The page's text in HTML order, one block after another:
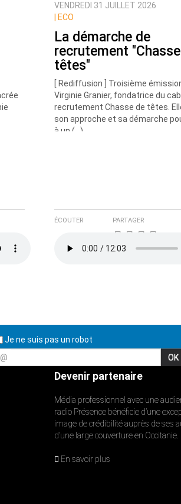
commentaires de cette discussion par email
VENDREDI 31 JUILLET 2026
ECO
La démarche de
recrutement
têtes"
[ Rediffusion ] Troisième
Virginie Granier, fondatrice du
recrutement Chasse de têtes.
son approche et sa démarche
à un (…)
ÉCOUTER PARTAGER
Je ne suis pas un robot
@
Devenir partenaire
Média professionnel avec une
radio Présence bénéficie d’une
image de crédibilité auprès de ses
d’une large couverture en Occitanie.
En savoir plus